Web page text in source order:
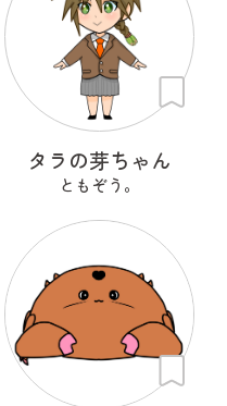
タラの芽ちゃん
ともぞう。